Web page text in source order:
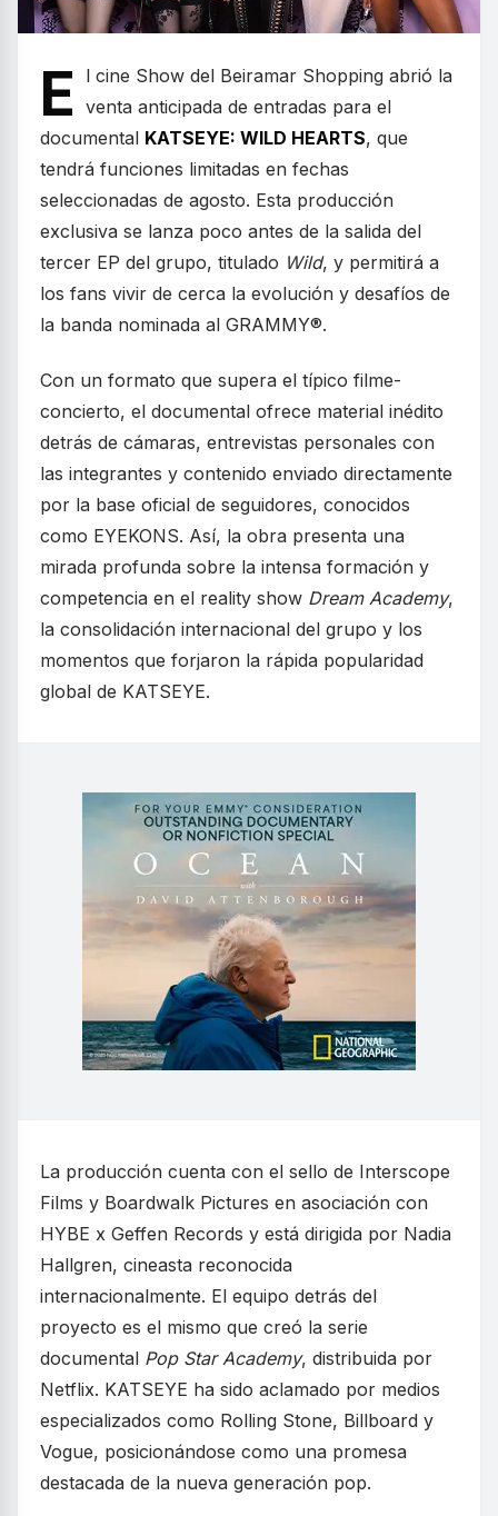
E
l cine Show del Beiramar Shopping abrió la
venta anticipada de entradas para el
documental KATSEYE: WILD HEARTS, que
tendrá funciones limitadas en fechas
seleccionadas de agosto. Esta producción
exclusiva se lanza poco antes de la salida del
tercer EP del grupo, titulado Wild, y permitirá a
los fans vivir de cerca la evolución y desafíos de
la banda nominada al GRAMMY®.
Con un formato que supera el típico filme-
concierto, el documental ofrece material inédito
detrás de cámaras, entrevistas personales con
las integrantes y contenido enviado directamente
por la base oficial de seguidores, conocidos
como EYEKONS. Así, la obra presenta una
mirada profunda sobre la intensa formación y
competencia en el reality show Dream Academy,
la consolidación internacional del grupo y los
momentos que forjaron la rápida popularidad
global de KATSEYE.
La producción cuenta con el sello de Interscope
Films y Boardwalk Pictures en asociación con
HYBE x Geffen Records y está dirigida por Nadia
Hallgren, cineasta reconocida
internacionalmente. El equipo detrás del
proyecto es el mismo que creó la serie
documental Pop Star Academy, distribuida por
Netflix. KATSEYE ha sido aclamado por medios
especializados como Rolling Stone, Billboard y
Vogue, posicionándose como una promesa
destacada de la nueva generación pop.